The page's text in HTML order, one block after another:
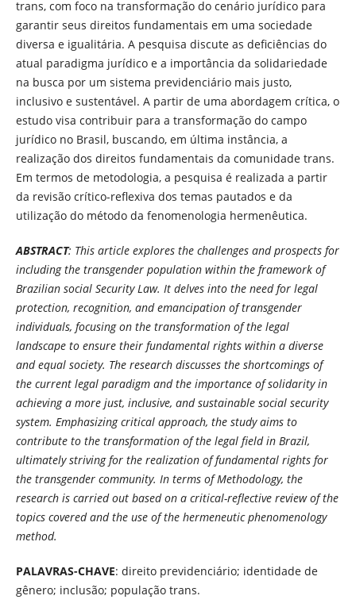
trans, com foco na transformação do cenário jurídico para
garantir seus direitos fundamentais em uma sociedade
diversa e igualitária. A pesquisa discute as deficiências do
atual paradigma jurídico e a importância da solidariedade
na busca por um sistema previdenciário mais justo,
inclusivo e sustentável. A partir de uma abordagem crítica, o
estudo visa contribuir para a transformação do campo
jurídico no Brasil, buscando, em última instância, a
realização dos direitos fundamentais da comunidade trans.
Em termos de metodologia, a pesquisa é realizada a partir
da revisão crítico-reflexiva dos temas pautados e da
utilização do método da fenomenologia hermenêutica.
ABSTRACT: This article explores the challenges and prospects for
including the transgender population within the framework of
Brazilian social Security Law. It delves into the need for legal
protection, recognition, and emancipation of transgender
individuals, focusing on the transformation of the legal
landscape to ensure their fundamental rights within a diverse
and equal society. The research discusses the shortcomings of
the current legal paradigm and the importance of solidarity in
achieving a more just, inclusive, and sustainable social security
system. Emphasizing critical approach, the study aims to
contribute to the transformation of the legal field in Brazil,
ultimately striving for the realization of fundamental rights for
the transgender community. In terms of Methodology, the
research is carried out based on a critical-reflective review of the
topics covered and the use of the hermeneutic phenomenology
method.
PALAVRAS-CHAVE: direito previdenciário; identidade de
gênero; inclusão; população trans.